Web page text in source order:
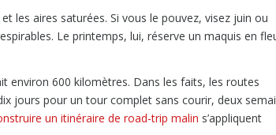
les aires saturées. Si vous le pouvez, visez juin ou
Le printemps, lui, réserve un maquis en
environ 600 kilomètres. Dans les faits, les routes
jours pour un tour complet sans courir, deux
un itinéraire de road-trip malin s’appliquent